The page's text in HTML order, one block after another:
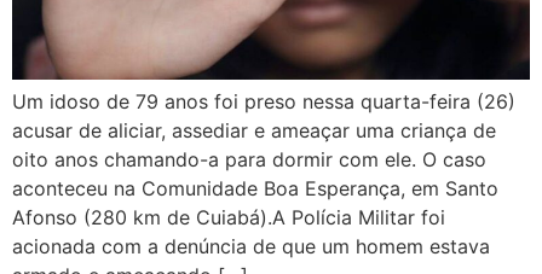
Um idoso de 79 anos foi preso nessa quarta-feira (26)
acusar de aliciar, assediar e ameaçar uma criança de
oito anos chamando-a para dormir com ele. O caso
aconteceu na Comunidade Boa Esperança, em Santo
Afonso (280 km de Cuiabá).A Polícia Militar foi
acionada com a denúncia de que um homem estava